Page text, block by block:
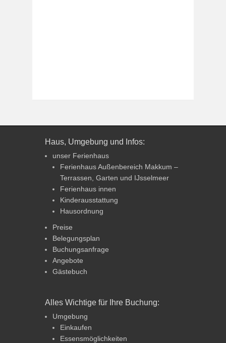
Haus, Umgebung und Infos:
unser Ferienhaus
Ferienhaus Außenbereich Makkum –
Terrassen, Garten und IJsselmeer
Ferienhaus innen
Kinderausstattung
Hausordnung
Preise
Belegungsplan
Buchungsanfrage
Angebote
Gästebuch
Alles Wichtige für Ihre Buchung:
Umgebung
Einkaufen
Essensmöglichkeiten